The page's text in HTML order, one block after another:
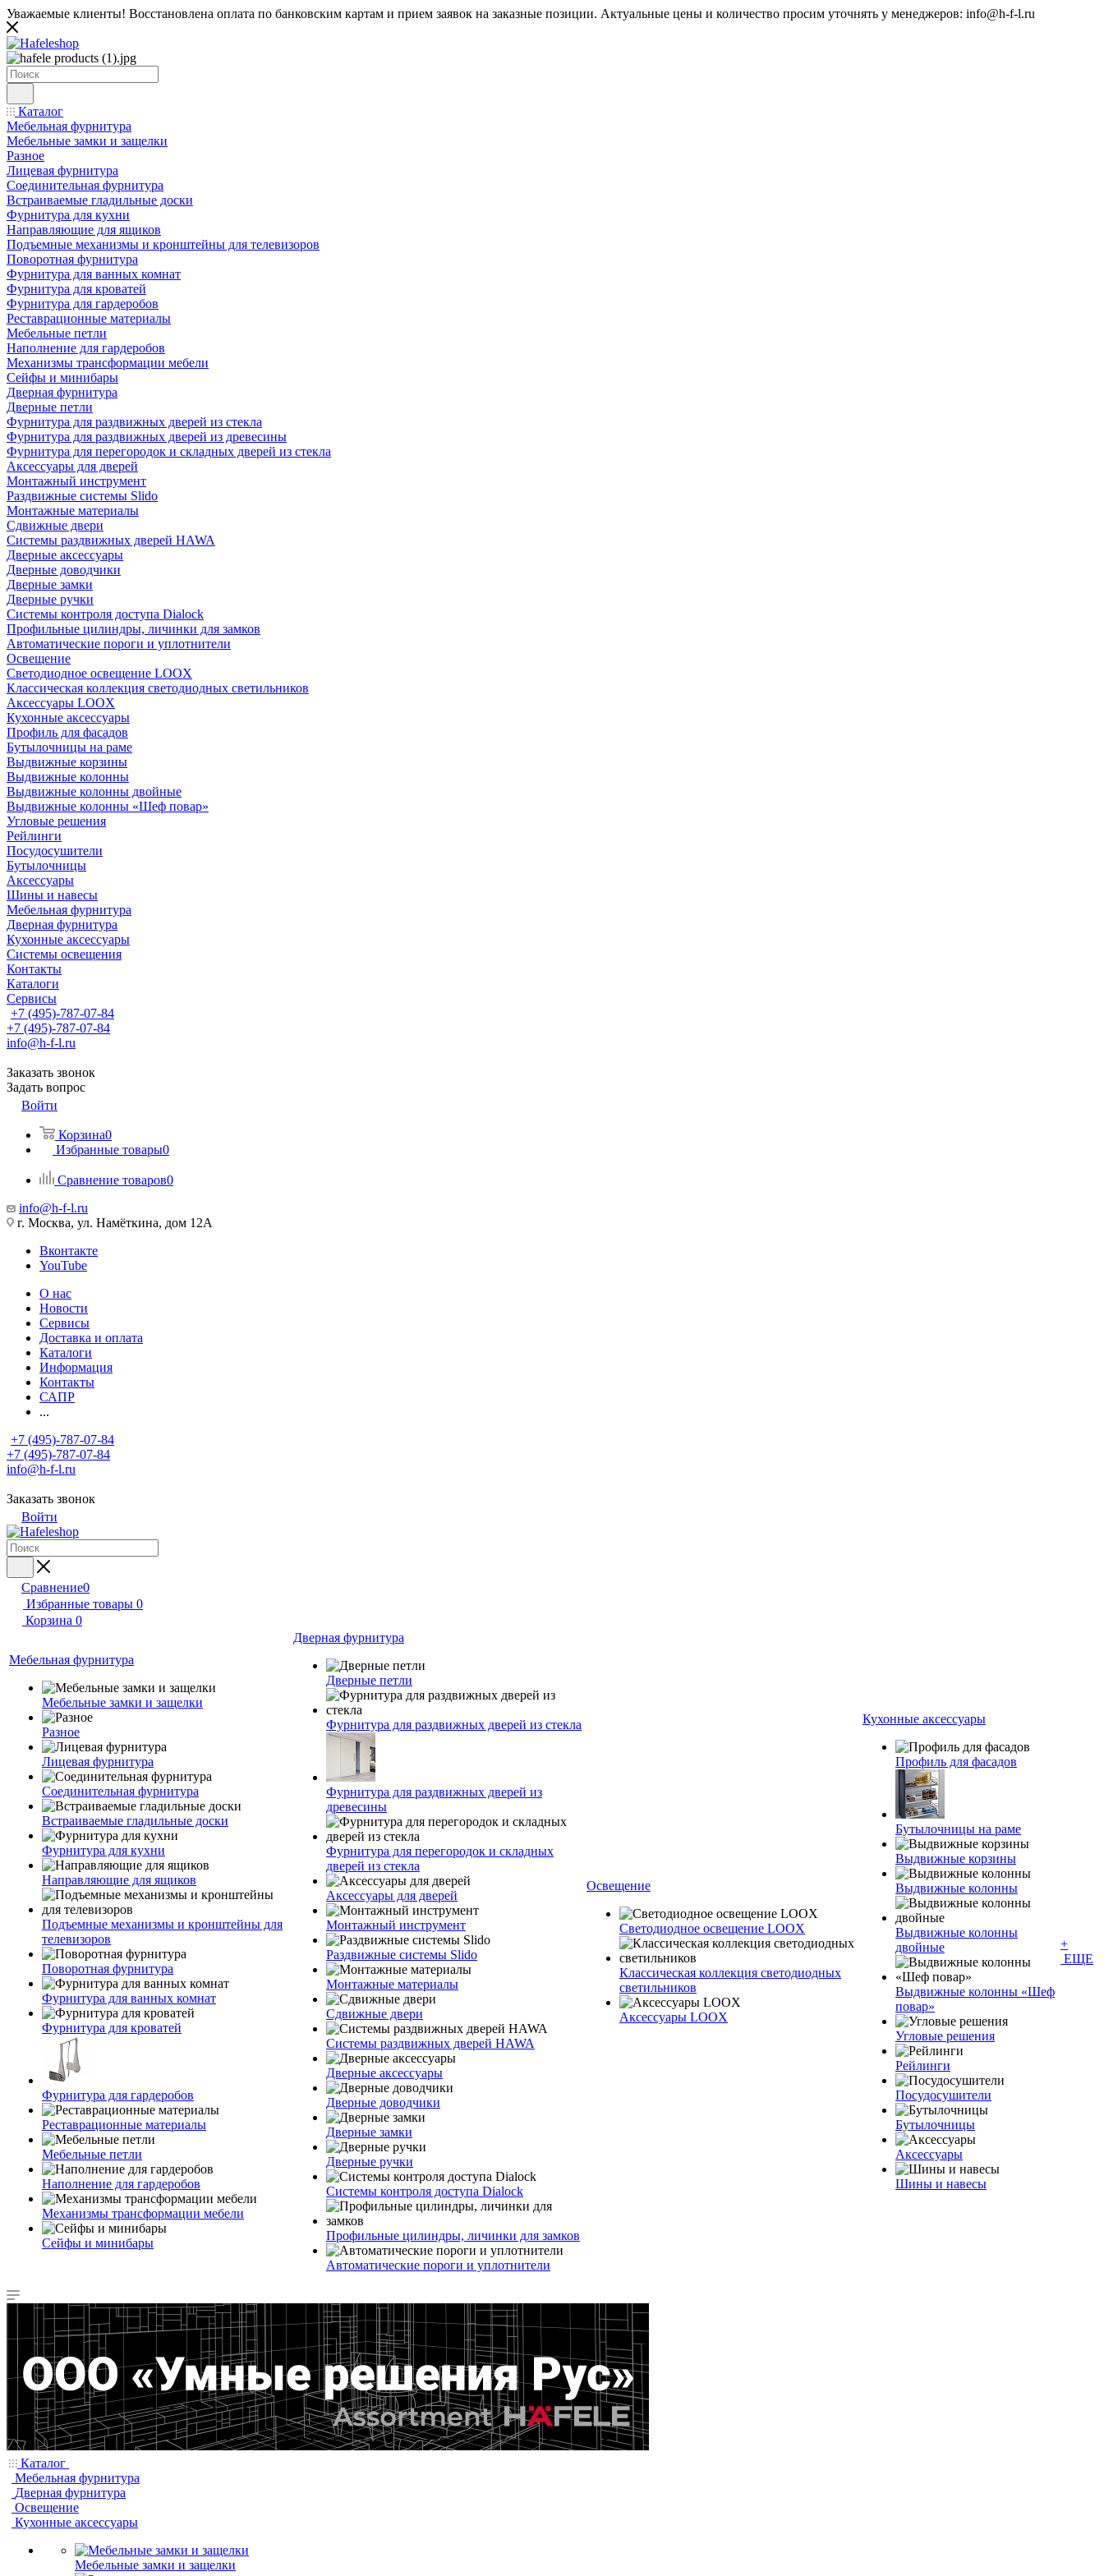
Уважаемые клиенты! Восстановлена оплата по банковским картам и прием заявок на заказные позиции. Актуальные цены и количество просим уточнять у менеджеров: info@h-f-l.ru
Каталог
Мебельная фурнитура
Мебельные замки и защелки
Разное
Лицевая фурнитура
Соединительная фурнитура
Встраиваемые гладильные доски
Фурнитура для кухни
Направляющие для ящиков
Подъемные механизмы и кронштейны для телевизоров
Поворотная фурнитура
Фурнитура для ванных комнат
Фурнитура для кроватей
Фурнитура для гардеробов
Реставрационные материалы
Мебельные петли
Наполнение для гардеробов
Механизмы трансформации мебели
Сейфы и минибары
Дверная фурнитура
Дверные петли
Фурнитура для раздвижных дверей из стекла
Фурнитура для раздвижных дверей из древесины
Фурнитура для перегородок и складных дверей из стекла
Аксессуары для дверей
Монтажный инструмент
Раздвижные системы Slido
Монтажные материалы
Сдвижные двери
Системы раздвижных дверей HAWA
Дверные аксессуары
Дверные доводчики
Дверные замки
Дверные ручки
Системы контроля доступа Dialock
Профильные цилиндры, личинки для замков
Автоматические пороги и уплотнители
Освещение
Светодиодное освещение LOOX
Классическая коллекция светодиодных светильников
Аксессуары LOOX
Кухонные аксессуары
Профиль для фасадов
Бутылочницы на раме
Выдвижные корзины
Выдвижные колонны
Выдвижные колонны двойные
Bыдвижные колонны «Шеф повар»
Угловые решения
Рейлинги
Посудосушители
Бутылочницы
Аксессуары
Шины и навесы
Мебельная фурнитура
Дверная фурнитура
Кухонные аксессуары
Системы освещения
Контакты
Каталоги
Сервисы
+7 (495)-787-07-84
+7 (495)-787-07-84
info@h-f-l.ru
Заказать звонок
Задать вопрос
Войти
Корзина0
Избранные товары0
Сравнение товаров0
info@h-f-l.ru
г. Москва, ул. Намёткина, дом 12А
Вконтакте
YouTube
О нас
Новости
Сервисы
Доставка и оплата
Каталоги
Информация
Контакты
САПР
...
+7 (495)-787-07-84
+7 (495)-787-07-84
info@h-f-l.ru
Заказать звонок
Войти
Сравнение0
Избранные товары 0
Корзина 0
Мебельная фурнитура
Мебельные замки и защелки
Разное
Лицевая фурнитура
Соединительная фурнитура
Встраиваемые гладильные доски
Фурнитура для кухни
Направляющие для ящиков
Подъемные механизмы и кронштейны для
телевизоров
Поворотная фурнитура
Фурнитура для ванных комнат
Фурнитура для кроватей
Фурнитура для гардеробов
Реставрационные материалы
Мебельные петли
Наполнение для гардеробов
Механизмы трансформации мебели
Сейфы и минибары
Дверная фурнитура
Дверные петли
Фурнитура для раздвижных дверей из стекла
Фурнитура для раздвижных дверей из
древесины
Фурнитура для перегородок и складных
дверей из стекла
Аксессуары для дверей
Монтажный инструмент
Раздвижные системы Slido
Монтажные материалы
Сдвижные двери
Системы раздвижных дверей HAWA
Дверные аксессуары
Дверные доводчики
Дверные замки
Дверные ручки
Системы контроля доступа Dialock
Профильные цилиндры, личинки для замков
Автоматические пороги и уплотнители
Освещение
Светодиодное освещение LOOX
Классическая коллекция светодиодных
светильников
Аксессуары LOOX
Кухонные аксессуары
Профиль для фасадов
Бутылочницы на раме
Выдвижные корзины
Выдвижные колонны
Выдвижные колонны
двойные
Bыдвижные колонны «Шеф
повар»
Угловые решения
Рейлинги
Посудосушители
Бутылочницы
Аксессуары
Шины и навесы
+
ЕЩЕ
Каталог
Мебельная фурнитура
Дверная фурнитура
Освещение
Кухонные аксессуары
Мебельные замки и защелки